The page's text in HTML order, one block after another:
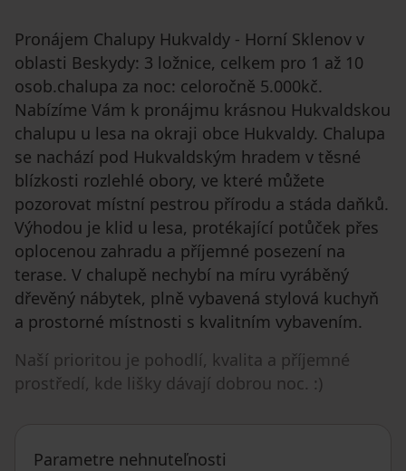
Pronájem Chalupy Hukvaldy - Horní Sklenov v
oblasti Beskydy: 3 ložnice, celkem pro 1 až 10
osob.chalupa za noc: celoročně 5.000kč.
Nabízíme Vám k pronájmu krásnou Hukvaldskou
chalupu u lesa na okraji obce Hukvaldy. Chalupa
se nachází pod Hukvaldským hradem v těsné
blízkosti rozlehlé obory, ve které můžete
pozorovat místní pestrou přírodu a stáda daňků.
Výhodou je klid u lesa, protékající potůček přes
oplocenou zahradu a příjemné posezení na
terase. V chalupě nechybí na míru vyráběný
dřevěný nábytek, plně vybavená stylová kuchyň
a prostorné místnosti s kvalitním vybavením.
Naší prioritou je pohodlí, kvalita a příjemné
prostředí, kde lišky dávají dobrou noc. :)
Parametre nehnuteľnosti